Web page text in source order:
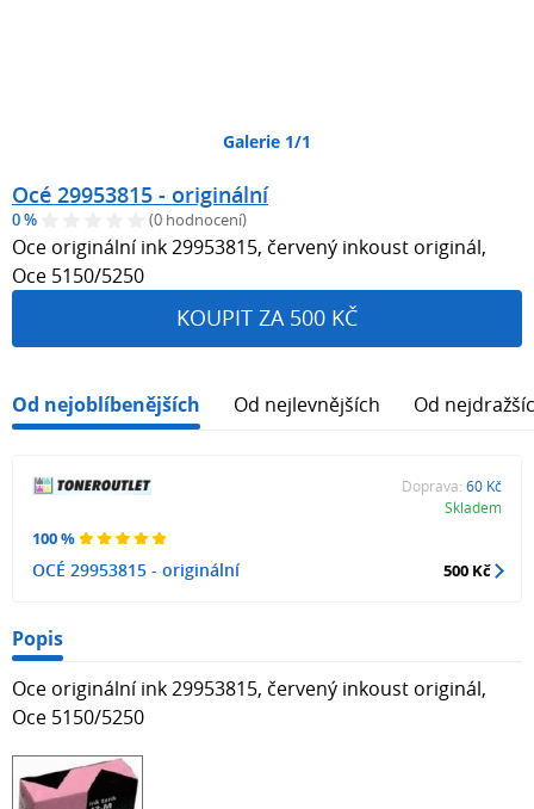
Galerie 1/1
Océ 29953815 - originální
0 % (0 hodnocení)
Oce originální ink 29953815, červený inkoust originál,
Oce 5150/5250
KOUPIT ZA 500 KČ
Od nejoblíbenějších Od nejlevnějších Od
100 %
OCÉ 29953815 - originální
Doprava: 60 Kč
Skladem
500 Kč
Popis
Oce originální ink 29953815, červený inkoust originál,
Oce 5150/5250